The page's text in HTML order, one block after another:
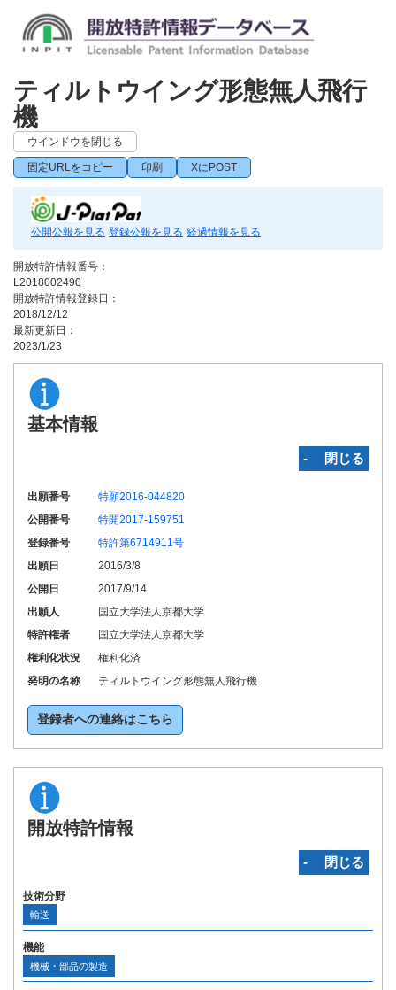
ティルトウイング形態無人飛行
機
ウインドウを閉じる
固定URLをコピー 印刷 XにPOST
公開公報を見る 登録公報を見る 経過情報を見る
開放特許情報番号：
L2018002490
開放特許情報登録日：
2018/12/12
最新更新日：
2023/1/23
基本情報
‐ 閉じる
出願番号
特願2016-044820
公開番号
特開2017-159751
登録番号
特許第6714911号
出願日
2016/3/8
公開日
2017/9/14
出願人
国立大学法人京都大学
特許権者
国立大学法人京都大学
権利化状況
権利化済
発明の名称
ティルトウイング形態無人飛行機
登録者への連絡はこちら
開放特許情報
‐ 閉じる
技術分野
輸送
機能
機械・部品の製造